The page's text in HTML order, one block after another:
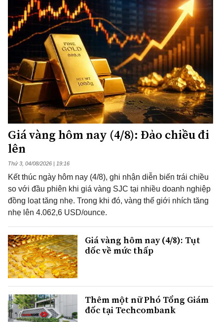
Giá vàng hôm nay (4/8): Đảo chiều đi
lên
Thứ 3, 04/08/2026 | 19:16
Kết thúc ngày hôm nay (4/8), ghi nhận diễn biến trái chiều
so với đầu phiên khi giá vàng SJC tại nhiều doanh nghiệp
đồng loạt tăng nhẹ. Trong khi đó, vàng thế giới nhích tăng
nhẹ lên 4.062,6 USD/ounce.
Giá vàng hôm nay (4/8): Tụt
dốc về mức thấp
Thêm một nữ Phó Tổng Giám
đốc tại Techcombank